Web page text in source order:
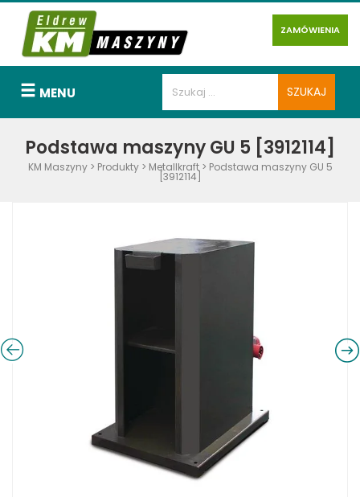
ZAMÓWIENIA
MENU
Podstawa maszyny GU 5 [3912114]
KM Maszyny> Produkty> Metallkraft> Podstawa maszyny GU 5
[3912114]